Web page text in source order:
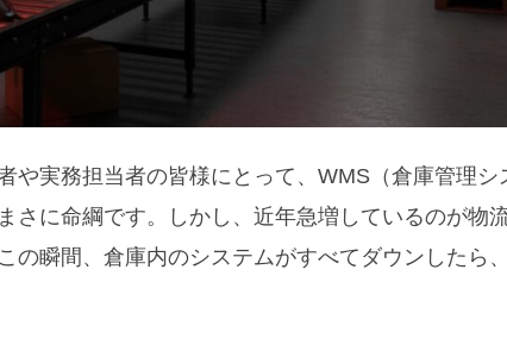
や実務担当者の皆様にとって、WMS（倉庫管理シ
さに命綱です。しかし、近年急増しているのが物
の瞬間、倉庫内のシステムがすべてダウンしたら